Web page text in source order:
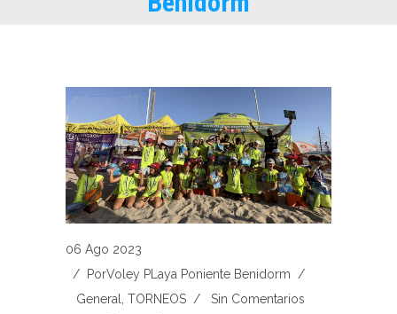
06 Ago 2023
/ PorVoley PLaya Poniente Benidorm /
General
TORNEOS / Sin Comentarios